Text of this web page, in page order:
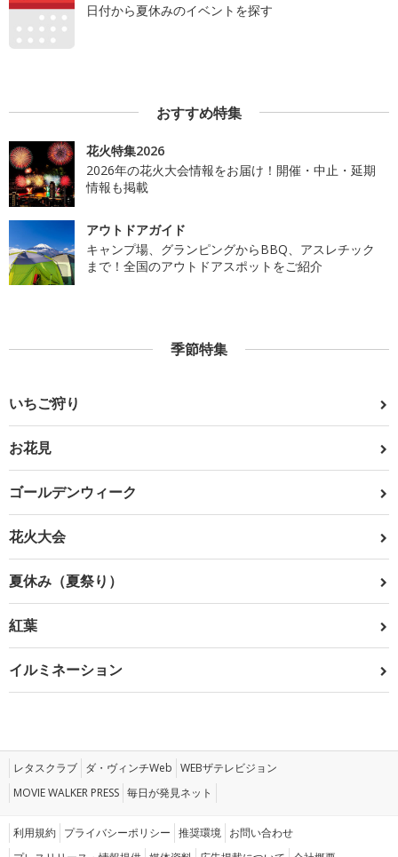
日付から夏休みのイベントを探す
おすすめ特集
花火特集2026
2026年の花火大会情報をお届け！開催・中止・延期
情報も掲載
アウトドアガイド
キャンプ場、グランピングからBBQ、アスレチック
まで！全国のアウトドアスポットをご紹介
季節特集
いちご狩り
お花見
ゴールデンウィーク
花火大会
夏休み（夏祭り）
紅葉
イルミネーション
レタスクラブ ダ・ヴィンチWeb WEBザテレビジョン
MOVIE WALKER PRESS 毎日が発見ネット
利用規約 プライバシーポリシー 推奨環境 お問い合わせ